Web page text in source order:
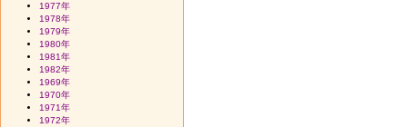
1977年
1978年
1979年
1980年
1981年
1982年
1969年
1970年
1971年
1972年